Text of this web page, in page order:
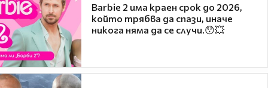
Barbie 2 има краен срок до 2026,
който трябва да спази, иначе
никога няма да се случи.😯💥